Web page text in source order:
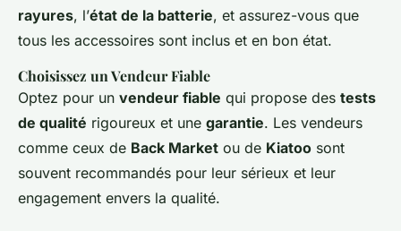
rayures, l’état de la batterie, et assurez-vous que
tous les accessoires sont inclus et en bon état.
Choisissez un Vendeur Fiable
Optez pour un vendeur fiable qui propose des tests
de qualité rigoureux et une garantie. Les vendeurs
comme ceux de Back Market ou de Kiatoo sont
souvent recommandés pour leur sérieux et leur
engagement envers la qualité.